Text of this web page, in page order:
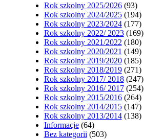
Rok szkolny 2025/2026(93)
Rok szkolny 2024/2025(194)
Rok szkolny 2023/2024(177)
Rok szkolny 2022/ 2023(169)
Rok szkolny 2021/2022 (180)
Rok szkolny 2020/2021 (149)
Rok szkolny 2019/2020(185)
Rok szkolny 2018/2019(271)
Rok szkolny 2017/ 2018(247)
Rok szkolny 2016/ 2017(254)
Rok szkolny 2015/2016(264)
Rok szkolny 2014/2015(147)
Rok szkolny 2013/2014(138)
Informacje(64)
Bez kategorii (503)